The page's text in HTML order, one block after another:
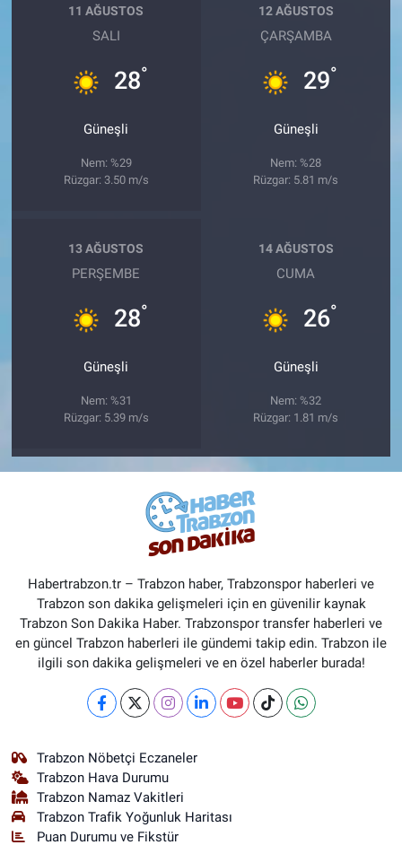
11 AĞUSTOS
SALI
28°
Güneşli
Nem: %29
Rüzgar: 3.50 m/s
12 AĞUSTOS
ÇARŞAMBA
29°
Güneşli
Nem: %28
Rüzgar: 5.81 m/s
13 AĞUSTOS
PERŞEMBE
28°
Güneşli
Nem: %31
Rüzgar: 5.39 m/s
14 AĞUSTOS
CUMA
26°
Güneşli
Nem: %32
Rüzgar: 1.81 m/s
Habertrabzon.tr – Trabzon haber, Trabzonspor haberleri ve
Trabzon son dakika gelişmeleri için en güvenilir kaynak
Trabzon Son Dakika Haber. Trabzonspor transfer haberleri ve
en güncel Trabzon haberleri ile gündemi takip edin. Trabzon ile
ilgili son dakika gelişmeleri ve en özel haberler burada!
Trabzon Nöbetçi Eczaneler
Trabzon Hava Durumu
Trabzon Namaz Vakitleri
Trabzon Trafik Yoğunluk Haritası
Puan Durumu ve Fikstür